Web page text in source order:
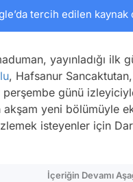
tercih edilen
yayınladığı
, Hafsanur
perşembe günü
yeni bölümüyle
isteyenler için
İçeriğin Devamı